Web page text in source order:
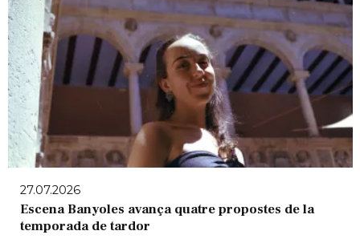
27.07.2026
Escena Banyoles avança quatre propostes de la
temporada de tardor